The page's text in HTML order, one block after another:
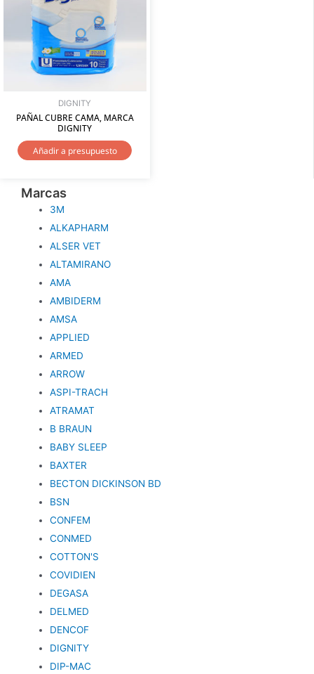
DIGNITY
PAÑAL CUBRE CAMA, MARCA
DIGNITY
Añadir a presupuesto
Marcas
3M
ALKAPHARM
ALSER VET
ALTAMIRANO
AMA
AMBIDERM
AMSA
APPLIED
ARMED
ARROW
ASPI-TRACH
ATRAMAT
B BRAUN
BABY SLEEP
BAXTER
BECTON DICKINSON BD
BSN
CONFEM
CONMED
COTTON'S
COVIDIEN
DEGASA
DELMED
DENCOF
DIGNITY
DIP-MAC